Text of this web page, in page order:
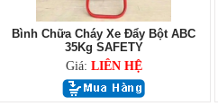
Bình Chữa Cháy Xe Đẩy Bột ABC
35Kg SAFETY
Giá: LIÊN HỆ